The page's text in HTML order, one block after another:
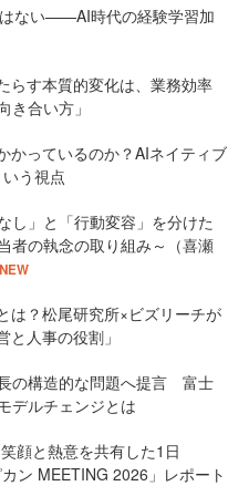
ない——AI時代の経験学習加
らす本質的変化は、業務効率
き合い方」
かっているのか？AIネイティブ
う視点
し」と「行動変容」を分けた
者の執念の取り組み～（喜瀬
NEW
は？松尾研究所×ビズリーチが
人事の役割」
の構造的な問題へ提言 富士
デルチェンジとは
顔と熱意を共有した1日
ン MEETING 2026」レポート